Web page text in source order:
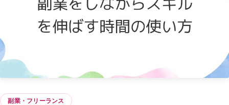
副業・フリーランス